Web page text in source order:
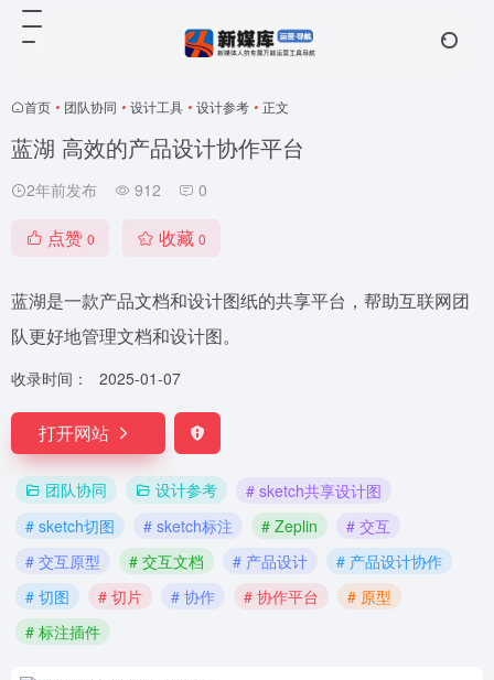
首页 • 团队协同 • 设计工具 • 设计参考 • 正文
蓝湖 高效的产品设计协作平台
2年前发布 912 0
点赞 0 收藏 0
蓝湖是一款产品文档和设计图纸的共享平台，帮助互联网团
队更好地管理文档和设计图。
收录时间： 2025-01-07
打开网站
团队协同 设计参考
# sketch共享设计图
# sketch切图
# sketch标注 # Zeplin
# 交互
# 交互原型
# 交互文档 # 产品设计
# 产品设计协作
# 切图
# 切片 # 协作 # 协作平台
# 原型
# 标注插件